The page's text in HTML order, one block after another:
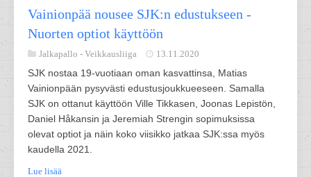
Vainionpää nousee SJK:n edustukseen -
Nuorten optiot käyttöön
Jalkapallo - Veikkausliiga 13.11.2020
SJK nostaa 19-vuotiaan oman kasvattinsa, Matias
Vainionpään pysyvästi edustusjoukkueeseen. Samalla
SJK on ottanut käyttöön Ville Tikkasen, Joonas Lepistön,
Daniel Håkansin ja Jeremiah Strengin sopimuksissa
olevat optiot ja näin koko viisikko jatkaa SJK:ssa myös
kaudella 2021.
Lue lisää